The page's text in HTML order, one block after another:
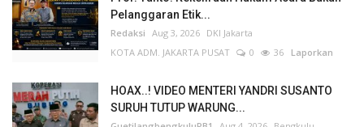
Pelanggaran Etik...
Redaksi Aug 3, 2026 DKI Jakarta
KOTA ADM. JAKARTA PUSAT
0 36 Laporkan
HOAX..! VIDEO MENTERI YANDRI SUSANTO
SURUH TUTUP WARUNG...